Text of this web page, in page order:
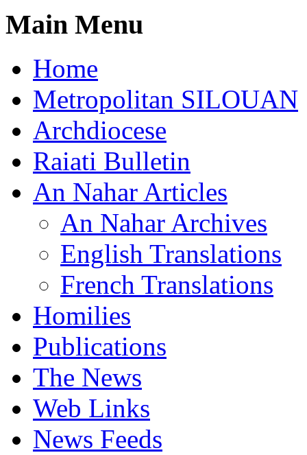
Main Menu
Home
Metropolitan SILOUAN
Archdiocese
Raiati Bulletin
An Nahar Articles
An Nahar Archives
English Translations
French Translations
Homilies
Publications
The News
Web Links
News Feeds